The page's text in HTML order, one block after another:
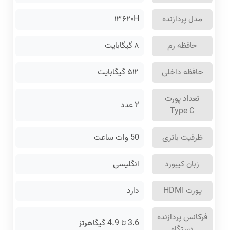
مدل پردازنده
۱۳۶۲۰H
حافظه رم
۸ گیگابایت
حافظه داخلی
۵۱۲ گیگابایت
تعداد پورت
Type C
۲ عدد
ظرفیت باتری
50 وات ساعت
زبان کیبورد
انگلیسی
پورت HDMI
دارد
فرکانس پردازنده
3.6 تا 4.9 گیگاهرتز